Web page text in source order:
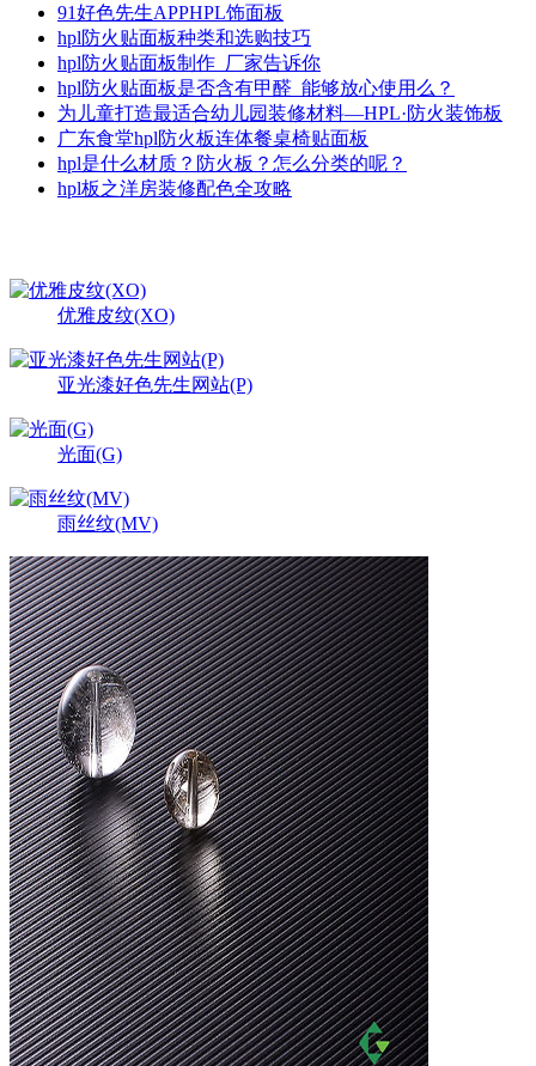
91好色先生APPHPL饰面板
hpl防火贴面板种类和选购技巧
hpl防火贴面板制作_厂家告诉你
hpl防火贴面板是否含有甲醛_能够放心使用么？
为儿童打造最适合幼儿园装修材料—HPL·防火装饰板
广东食堂hpl防火板连体餐桌椅贴面板
hpl是什么材质？防火板？怎么分类的呢？
hpl板之洋房装修配色全攻略
优雅皮纹(XO)
亚光漆好色先生网站(P)
光面(G)
雨丝纹(MV)